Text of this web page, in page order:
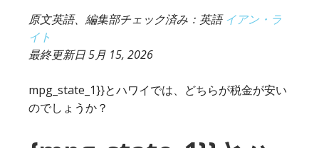
原文英語、編集部チェック済み：英語イアン・ラ
イト
最終更新日5月 15, 2026
mpg_state_1}}とハワイでは、どちらが税金が安い
のでしょうか？